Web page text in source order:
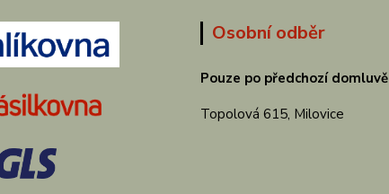
Osobní odběr
Pouze po předchozí domluvě
Topolová 615, Milovice